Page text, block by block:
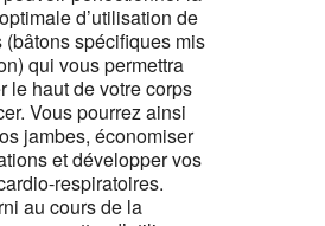
d’utilisation de
(bâtons spécifiques mis
qui vous permettra
le haut de votre corps
Vous pourrez ainsi
jambes, économiser
et développer vos
respiratoires.
au cours de la